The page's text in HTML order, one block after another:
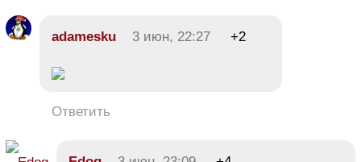
adamesku 3 июн, 22:27 +2
Ответить